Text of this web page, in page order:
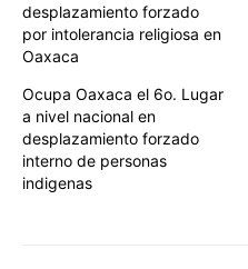
desplazamiento forzado
por intolerancia religiosa en
Oaxaca
Ocupa Oaxaca el 6o. Lugar
a nivel nacional en
desplazamiento forzado
interno de personas
indigenas